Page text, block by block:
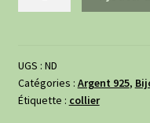
bois
de
hêtre
UGS : ND
Catégories : Argent 925,
Étiquette : collier